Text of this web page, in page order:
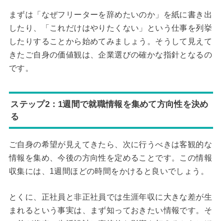
まずは「なぜフリーターを辞めたいのか」を紙に書き出
したり、「これだけはやりたくない」という仕事を列挙
したりすることから始めてみましょう。そうして見えて
きたご自身の価値観は、企業選びの確かな指針となるの
です。
ステップ2：1週間で就職情報を集めて方向性を決め
る
ご自身の希望が見えてきたら、次に行うべきは客観的な
情報を集め、今後の方向性を定めることです。この情報
収集には、1週間ほどの時間をかけると良いでしょう。
とくに、正社員と非正社員では生涯年収に大きな差が生
まれるという事実は、まず知っておきたい情報です。そ